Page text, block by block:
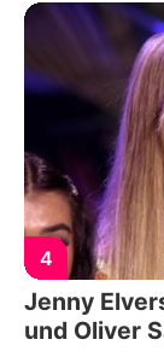
4
Jenny
und Oliver